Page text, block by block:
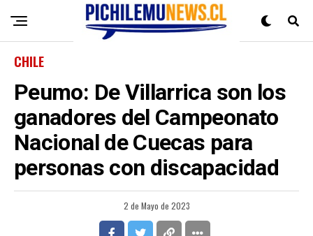
CHILE
Peumo: De Villarrica son los
ganadores del Campeonato
Nacional de Cuecas para
personas con discapacidad
2 de Mayo de 2023